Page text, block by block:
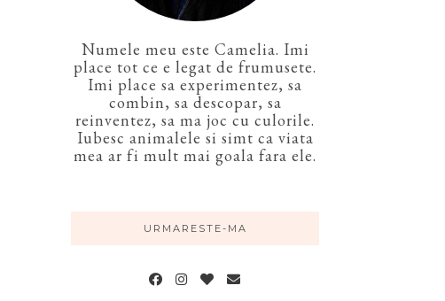
Numele meu este Camelia. Imi
place tot ce e legat de frumusete.
Imi place sa experimentez, sa
combin, sa descopar, sa
reinventez, sa ma joc cu culorile.
Iubesc animalele si simt ca viata
mea ar fi mult mai goala fara ele.
URMARESTE-MA